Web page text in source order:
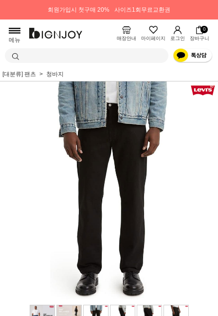
회원가입시 첫구매 20% 사이즈1회무료교환권
메뉴 매장안내 마이페이지 로그인
0
장바구니
[대분류] 팬츠 청바지